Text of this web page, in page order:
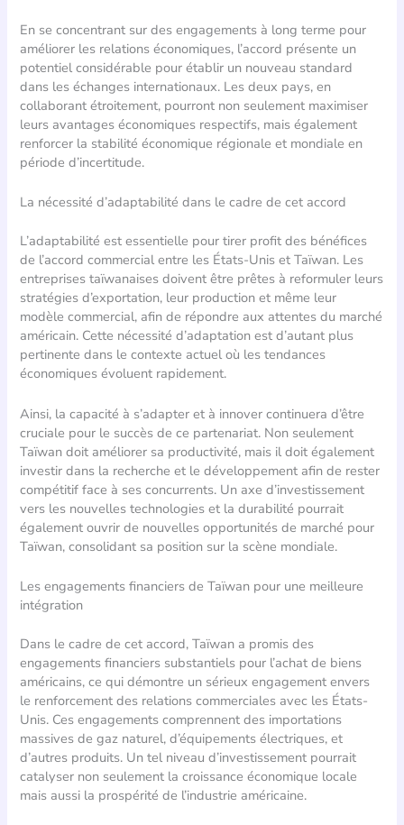
En se concentrant sur des engagements à long terme pour
améliorer les relations économiques, l’accord présente un
potentiel considérable pour établir un nouveau standard
dans les échanges internationaux. Les deux pays, en
collaborant étroitement, pourront non seulement maximiser
leurs avantages économiques respectifs, mais également
renforcer la stabilité économique régionale et mondiale en
période d’incertitude.
La nécessité d’adaptabilité dans le cadre de cet accord
L’adaptabilité est essentielle pour tirer profit des bénéfices
de l’accord commercial entre les États-Unis et Taïwan. Les
entreprises taïwanaises doivent être prêtes à reformuler leurs
stratégies d’exportation, leur production et même leur
modèle commercial, afin de répondre aux attentes du marché
américain. Cette nécessité d’adaptation est d’autant plus
pertinente dans le contexte actuel où les tendances
économiques évoluent rapidement.
Ainsi, la capacité à s’adapter et à innover continuera d’être
cruciale pour le succès de ce partenariat. Non seulement
Taïwan doit améliorer sa productivité, mais il doit également
investir dans la recherche et le développement afin de rester
compétitif face à ses concurrents. Un axe d’investissement
vers les nouvelles technologies et la durabilité pourrait
également ouvrir de nouvelles opportunités de marché pour
Taïwan, consolidant sa position sur la scène mondiale.
Les engagements financiers de Taïwan pour une meilleure
intégration
Dans le cadre de cet accord, Taïwan a promis des
engagements financiers substantiels pour l’achat de biens
américains, ce qui démontre un sérieux engagement envers
le renforcement des relations commerciales avec les États-
Unis. Ces engagements comprennent des importations
massives de gaz naturel, d’équipements électriques, et
d’autres produits. Un tel niveau d’investissement pourrait
catalyser non seulement la croissance économique locale
mais aussi la prospérité de l’industrie américaine.